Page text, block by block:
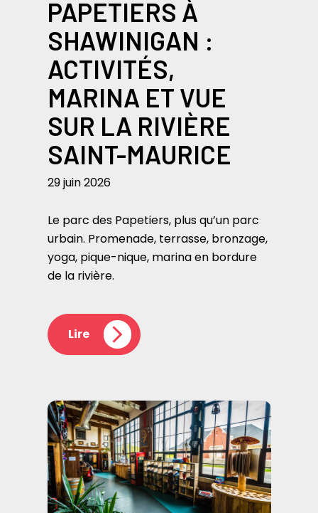
PAPETIERS À
SHAWINIGAN :
ACTIVITÉS,
MARINA ET VUE
SUR LA RIVIÈRE
SAINT-MAURICE
29 juin 2026
Le parc des Papetiers, plus qu’un parc
urbain. Promenade, terrasse, bronzage,
yoga, pique-nique, marina en bordure
de la rivière.
Lire